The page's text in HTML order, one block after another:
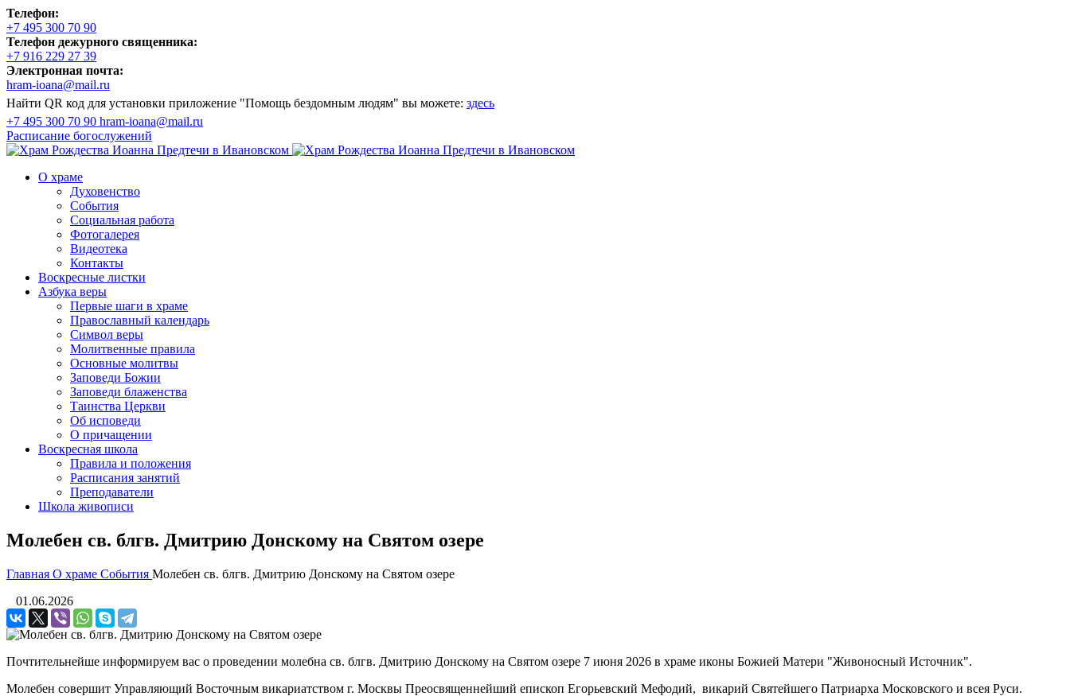
Телефон:
+7 495 300 70 90
Телефон дежурного священника:
+7 916 229 27 39
Электронная почта:
hram-ioana@mail.ru
Найти QR код для установки приложение "Помощь бездомным людям" вы можете: здесь
+7 495 300 70 90 hram-ioana@mail.ru
Расписание богослужений
О храме
Духовенство
События
Социальная работа
Фотогалерея
Видеотека
Контакты
Воскресные листки
Азбука веры
Первые шаги в храме
Православный календарь
Символ веры
Молитвенные правила
Основные молитвы
Заповеди Божии
Заповеди блаженства
Таинства Церкви
Об исповеди
О причащении
Воскресная школа
Правила и положения
Расписания занятий
Преподаватели
Школа живописи
Молебен св. блгв. Дмитрию Донскому на Святом озере
Главная О храме События Молебен св. блгв. Дмитрию Донскому на Святом озере
01.06.2026
Почтительнейше информируем вас о проведении молебна св. блгв. Дмитрию Донскому на Святом озере 7 июня 2026 в храме иконы Божией Матери "Живоносный Источник".
Молебен совершит Управляющий Восточным викариатством г. Москвы Преосвященнейший епископ Егорьевский Мефодий, викарий Святейшего Патриарха Московского и всея Руси.